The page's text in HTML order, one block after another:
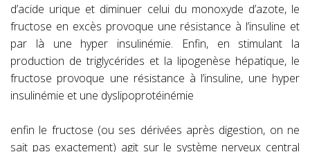
d’acide urique et diminuer celui du monoxyde d’azote, le
fructose en excès provoque une résistance à l’insuline et
par là une hyper insulinémie. Enfin, en stimulant la
production de triglycérides et la lipogenèse hépatique, le
fructose provoque une résistance à l’insuline, une hyper
insulinémie et une dyslipoprotéinémie
enfin le fructose (ou ses dérivées après digestion, on ne
sait pas exactement) agit sur le système nerveux central